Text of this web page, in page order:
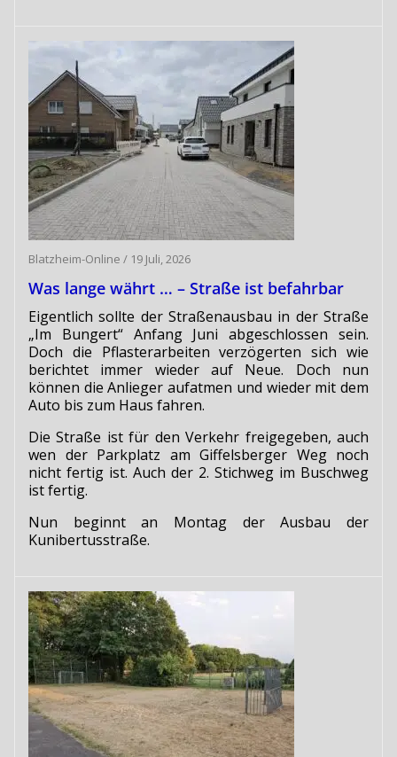
Blatzheim-Online / 19 Juli, 2026
Was lange währt … – Straße ist befahrbar
Eigentlich sollte der Straßenausbau in der Straße
„Im Bungert“ Anfang Juni abgeschlossen sein.
Doch die Pflasterarbeiten verzögerten sich wie
berichtet immer wieder auf Neue. Doch nun
können die Anlieger aufatmen und wieder mit dem
Auto bis zum Haus fahren.
Die Straße ist für den Verkehr freigegeben, auch
wen der Parkplatz am Giffelsberger Weg noch
nicht fertig ist. Auch der 2. Stichweg im Buschweg
ist fertig.
Nun beginnt an Montag der Ausbau der
Kunibertusstraße.